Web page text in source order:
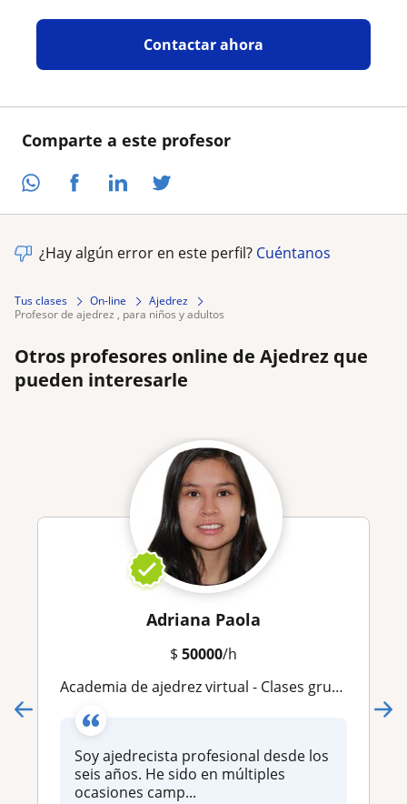
Comparte a este profesor
Contactar ahora
¿Hay algún error en este perfil? Cuéntanos
Tus clases On-line
Ajedrez
profesor de ajedrez , para niños y adultos
Otros profesores online de Ajedrez que
pueden interesarle
Adriana Paola
$ 50000/h
Academia de ajedrez virtual - Clases grupales y personalizadas
Soy ajedrecista profesional desde los
seis años. He sido en múltiples
ocasiones camp...